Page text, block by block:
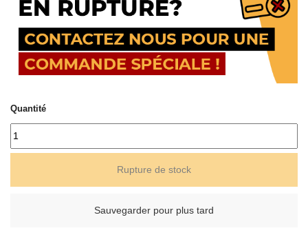
Quantité
Rupture de stock
Sauvegarder pour plus tard